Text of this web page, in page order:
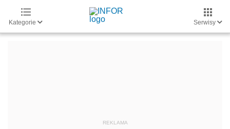
Kategorie Serwisy